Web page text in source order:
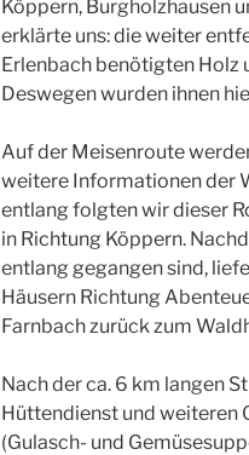
Köppern, Burgholzhausen
erklärte uns: die weiter
Erlenbach benötigten Holz
Deswegen wurden ihnen
Auf der Meisenroute
weitere Informationen der
entlang folgten wir dieser
in Richtung Köppern.
entlang gegangen sind,
Häusern Richtung
Farnbach zurück zum
Nach der ca. 6 km langen
Hüttendienst und weiteren
(Gulasch- und